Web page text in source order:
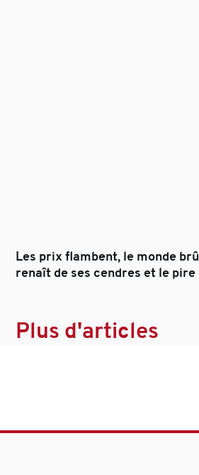
Les prix flambent, le monde
renaît de ses cendres et le
Plus d'articles